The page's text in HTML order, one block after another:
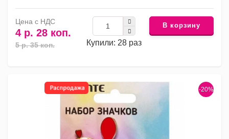
Цена с НДС
4 р. 28 коп.
5 р. 35 коп. Купили: 28 раз
В корзину
-20%